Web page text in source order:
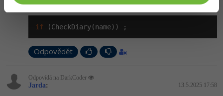
Jinak toto asi také nebude úplně v pořádku:
if (CheckDiary(name)) ;
Odpovědět
Odpovídá na DarkCoder
Jarda: 13.5.2025 17:58